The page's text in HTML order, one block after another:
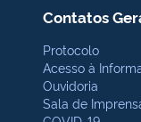
Contatos
Protocolo
Acesso à
Ouvidoria
Sala de